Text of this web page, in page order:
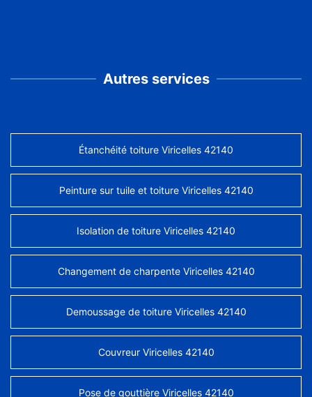
Autres services
Étanchéité toiture Viricelles 42140
Peinture sur tuile et toiture Viricelles 42140
Isolation de toiture Viricelles 42140
Changement de charpente Viricelles 42140
Demoussage de toiture Viricelles 42140
Couvreur Viricelles 42140
Pose de gouttière Viricelles 42140